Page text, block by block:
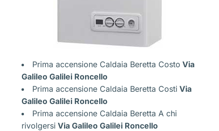
Prima accensione Caldaia Beretta Costo Via
Galileo Galilei Roncello
Prima accensione Caldaia Beretta Costi Via
Galileo Galilei Roncello
Prima accensione Caldaia Beretta A chi
rivolgersi Via Galileo Galilei Roncello